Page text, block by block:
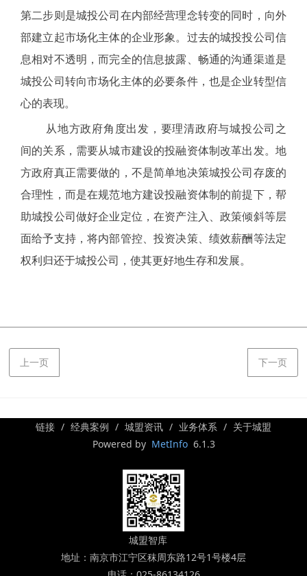
第二步则是城投公司在内部经营理念转变的同时，向外
部建立起市场化主体的企业形象。过去的城投投公司信
息相对不透明，而完全的信息披露、畅通的沟通渠道是
城投公司转向市场化主体的必要条件，也是企业转型信
心的表现。
从地方政府角度出发，要理清政府与城投公司之
间的关系，需要从城市建设的投融资体制改革出发。地
方政府真正需要做的，不是简单地决策城投公司存废的
合理性，而是在规范地方建设投融资体制的前提下，帮
助城投公司做好企业定位，在资产注入、政策倾斜等层
面给予支持，将内部管控、投资决策、绩效薪酬等法定
权利归还于城投公司，使其更好地生存和发展。
上一页 下一页
链接 经典案例 城盟资讯 业务体系
关于城盟
Powered by MetInfo6.1.3
城盟智库
地址：南京市江宁区秣周东路12号1号楼4层